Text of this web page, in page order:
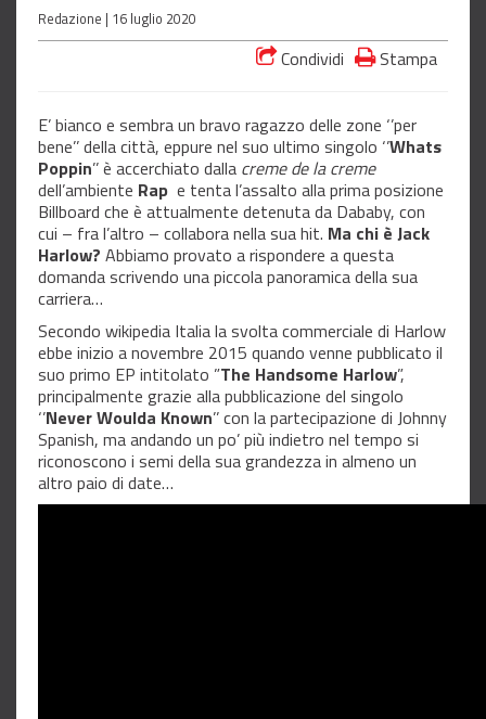
Redazione | 16 luglio 2020
Condividi Stampa
E’ bianco e sembra un bravo ragazzo delle zone ‘’per
bene’’ della città, eppure nel suo ultimo singolo ‘’Whats
Poppin’’ è accerchiato dalla creme de la creme
dell’ambiente Rap e tenta l’assalto alla prima posizione
Billboard che è attualmente detenuta da Dababy, con
cui – fra l’altro – collabora nella sua hit. Ma chi è Jack
Harlow? Abbiamo provato a rispondere a questa
domanda scrivendo una piccola panoramica della sua
carriera…
Secondo wikipedia Italia la svolta commerciale di Harlow
ebbe inizio a novembre 2015 quando venne pubblicato il
suo primo EP intitolato ”The Handsome Harlow”,
principalmente grazie alla pubblicazione del singolo
‘’Never Woulda Known’’ con la partecipazione di Johnny
Spanish, ma andando un po’ più indietro nel tempo si
riconoscono i semi della sua grandezza in almeno un
altro paio di date…